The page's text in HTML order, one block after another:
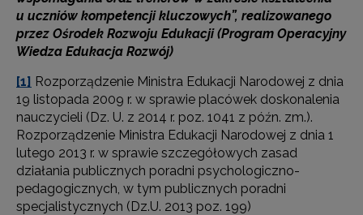
u uczniów kompetencji kluczowych”, realizowanego
przez Ośrodek Rozwoju Edukacji (Program Operacyjny
Wiedza Edukacja Rozwój)
[1] Rozporządzenie Ministra Edukacji Narodowej z dnia
19 listopada 2009 r. w sprawie placówek doskonalenia
nauczycieli (Dz. U. z 2014 r. poz. 1041 z późn. zm.).
Rozporządzenie Ministra Edukacji Narodowej z dnia 1
lutego 2013 r. w sprawie szczegółowych zasad
działania publicznych poradni psychologiczno-
pedagogicznych, w tym publicznych poradni
specjalistycznych (Dz.U. 2013 poz. 199)